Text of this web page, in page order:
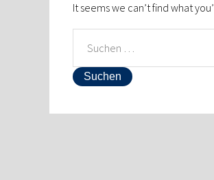
It seems we can’t find what
NACH: